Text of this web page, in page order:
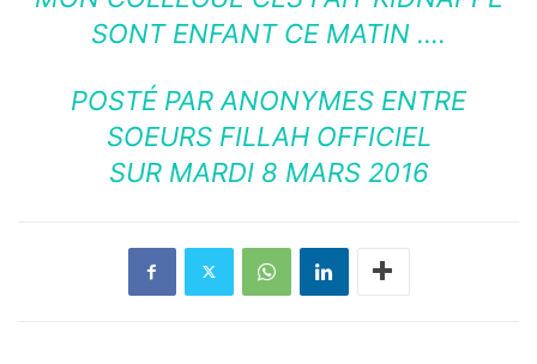
SONT ENFANT CE MATIN ….
POSTÉ PAR ANONYMES ENTRE
SOEURS FILLAH OFFICIEL
SUR MARDI 8 MARS 2016